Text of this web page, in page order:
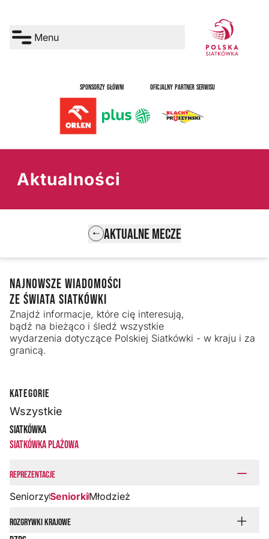
Menu
SPONSORZY GŁÓWNI OFICJALNY PARTNER SERWISU
Aktualności
AKTUALNE MECZE
NAJNOWSZE WIADOMOŚCI
ZE ŚWIATA SIATKÓWKI
Znajdź informacje, które cię interesują,
bądź na bieżąco i śledź wszystkie
wydarzenia dotyczące Polskiej Siatkówki - w kraju i za
granicą.
KATEGORIE
Wszystkie
Siatkówka
Siatkówka plażowa
Reprezentacje
SeniorzySeniorkiMłodzież
Rozgrywki krajowe